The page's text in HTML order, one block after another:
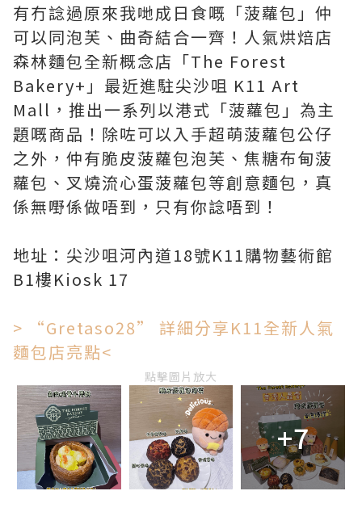
有冇諗過原來我哋成日食嘅「菠蘿包」仲
可以同泡芙、曲奇結合一齊！人氣烘焙店
森林麵包全新概念店「The Forest
Bakery+」最近進駐尖沙咀 K11 Art
Mall，推出一系列以港式「菠蘿包」為主
題嘅商品！除咗可以入手超萌菠蘿包公仔
之外，仲有脆皮菠蘿包泡芙、焦糖布甸菠
蘿包、叉燒流心蛋菠蘿包等創意麵包，真
係無嘢係做唔到，只有你諗唔到！
地址：尖沙咀河內道18號K11購物藝術館
B1樓Kiosk 17
> “Gretaso28” 詳細分享K11全新人氣
麵包店亮點<
點擊圖片放大
+7